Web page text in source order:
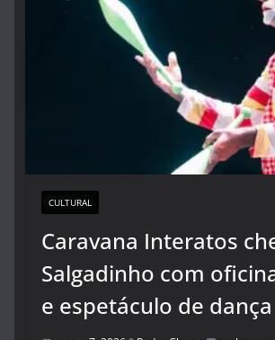
CULTURAL
Caravana Interatos
Salgadinho com
e espetáculo de dança